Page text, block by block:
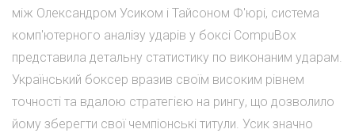
між Олександром Усиком і Тайсоном Ф'юрі, система
комп'ютерного аналізу ударів у боксі CompuBox
представила детальну статистику по виконаним ударам.
Український боксер вразив своїм високим рівнем
точності та вдалою стратегією на рингу, що дозволило
йому зберегти свої чемпіонські титули. Усик значно